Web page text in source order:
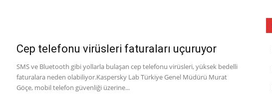
Cep telefonu virüsleri faturaları uçuruyor
SMS ve Bluetooth gibi yollarla bulaşan cep telefonu virüsleri, yüksek bedelli
faturalara neden olabiliyor.Kaspersky Lab Türkiye Genel Müdürü Murat
Göçe, mobil telefon güvenliği üzerine...